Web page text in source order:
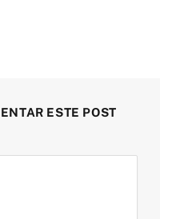
ESTE POST